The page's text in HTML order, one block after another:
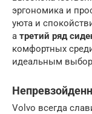
эргономика и
уюта и
а третий ряд
комфортных
идеальным
Volvo всегда